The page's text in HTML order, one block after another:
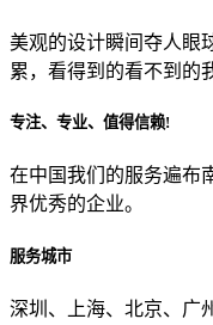
目前主要的营销渠道是
美观的设计瞬间夺人眼
累，看得到的看不到的
专注、专业、值得信赖!
在中国我们的服务遍布
界优秀的企业。
服务城市
深圳、上海、北京、广